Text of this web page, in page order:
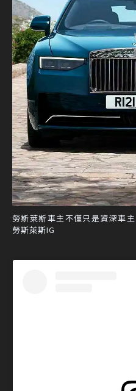
勞斯萊斯車主不僅只是資深車
勞斯萊斯IG